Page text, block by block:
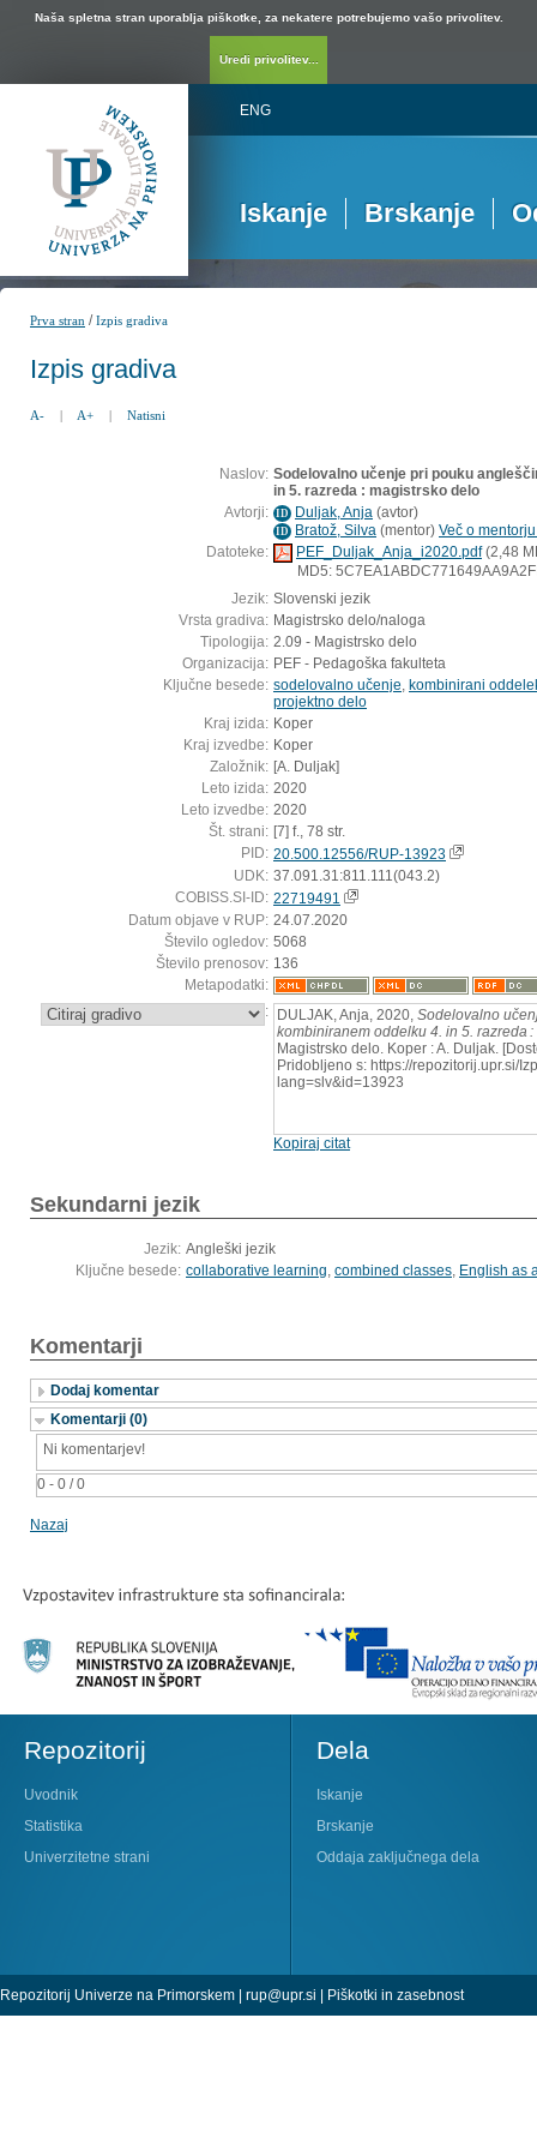
Naša spletna stran uporablja piškotke, za nekatere potrebujemo vašo privolitev.
Uredi privolitev...
ENG
Iskanje Brskanje
Prva stran /Izpis gradiva
Izpis gradiva
A- | A+ | Natisni
Naslov: Sodelovalno učenje pri pouku
in 5. razreda : magistrsko delo
Avtorji: ID Duljak, Anja (avtor)
ID Bratož, Silva (mentor) Več o
Datoteke:
PEF_Duljak_Anja_i2020.pdf(2,48
MD5:
Jezik: Slovenski jezik
Vrsta gradiva: Magistrsko delo/naloga
Tipologija: 2.09 - Magistrsko delo
Organizacija: PEF - Pedagoška fakulteta
Ključne besede: sodelovalno učenje kombinirani
projektno delo
Kraj izida: Koper
Kraj izvedbe: Koper
Založnik: [A. Duljak]
Leto izida: 2020
Leto izvedbe: 2020
Št. strani: [7] f., 78 str.
PID: 20.500.12556/RUP-13923
UDK: 37.091.31:811.111(043.2)
COBISS.SI-ID: 22719491
Datum objave v RUP: 24.07.2020
Število ogledov: 5068
Število prenosov: 136
Metapodatki:
: DULJAK, Anja, 2020, Sodelovalno
kombiniranem oddelku 4. in 5. razreda
Magistrsko delo. Koper : A. Duljak.
Pridobljeno s: https://repozitorij.upr.si/
lang=slv&id=13923
Kopiraj citat
Sekundarni jezik
Jezik: Angleški jezik
Ključne besede: collaborative learning, combined classes, English as
Komentarji
Dodaj komentar
Komentarji (0)
0 - 0 / 0
Ni komentarjev!
Nazaj
Repozitorij
Uvodnik
Statistika
Univerzitetne strani
Dela
Iskanje
Brskanje
Oddaja zaključnega dela
Repozitorij Univerze na Primorskem | rup@upr.si Piškotki in zasebnost